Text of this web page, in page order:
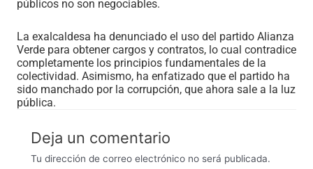
públicos no son negociables.
La exalcaldesa ha denunciado el uso del partido Alianza
Verde para obtener cargos y contratos, lo cual contradice
completamente los principios fundamentales de la
colectividad. Asimismo, ha enfatizado que el partido ha
sido manchado por la corrupción, que ahora sale a la luz
pública.
Deja un comentario
Tu dirección de correo electrónico no será publicada.